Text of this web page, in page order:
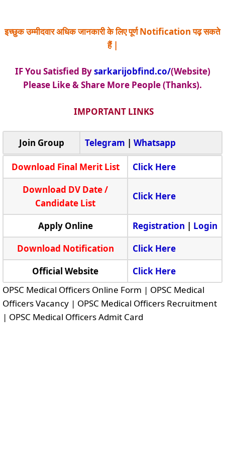
इच्छुक उम्मीदवार अधिक जानकारी के लिए पूर्ण Notification पढ़ सकते
हैं |
IF You Satisfied Bysarkarijobfind.co/(Website)
Please Like & Share More People (Thanks).
IMPORTANT LINKS
Join Group Telegram | Whatsapp
Download Final Merit List
Click Here
Download DV Date /
Candidate List
Click Here
Apply Online Registration | Login
Download Notification
Click Here
Official Website
Click Here
OPSC Medical Officers Online Form | OPSC Medical
Officers Vacancy | OPSC Medical Officers Recruitment
| OPSC Medical Officers Admit Card